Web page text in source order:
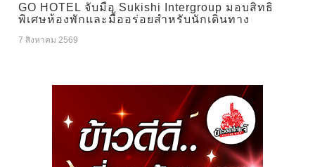
GO HOTEL จับมือ Sukishi Intergroup มอบสิทธิ
พิเศษห้องพักและมื้ออร่อยสำหรับนักเดินทาง
7 สิงหาคม 2569